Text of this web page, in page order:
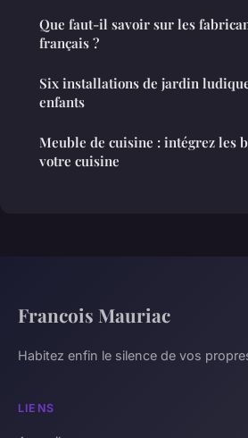
Que faut-il savoir sur les
français ?
Six installations de jardin
enfants
Meuble de cuisine : intégrez les
votre cuisine
Francois Mauriac
Habitez enfin le silence de vos
LIENS